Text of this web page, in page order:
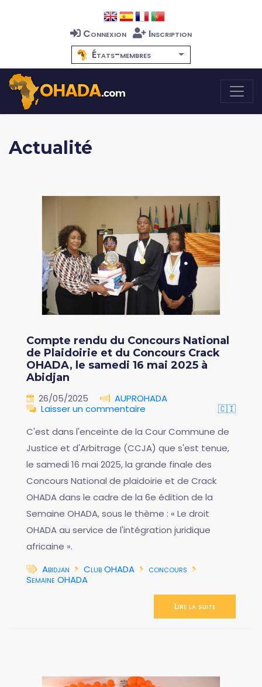
Connexion
Inscription
États-membres
Actualité
Compte rendu du Concours National
de Plaidoirie et du Concours Crack
OHADA, le samedi 16 mai 2025 à
Abidjan
26/05/2025
AUPROHADA
Laisser un commentaire
🇨🇮
C'est dans l'enceinte de la Cour Commune de
Justice et d'Arbitrage (CCJA) que s'est tenue,
le samedi 16 mai 2025, la grande finale des
Concours National de plaidoirie et de Crack
OHADA dans le cadre de la 6e édition de la
Semaine OHADA, sous le thème : « Le droit
OHADA au service de l'intégration juridique
africaine ».
Abidjan
Club OHADA
concours
Semaine OHADA
Lire la suite